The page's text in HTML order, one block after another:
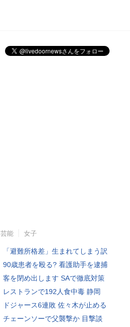
芸能 女子
「避難所格差」生まれてしまう訳
90歳患者を殴る? 看護助手を逮捕
客を閉め出します SAで徹底対策
レストランで192人食中毒 静岡
ドジャース6連敗 佐々木が止める
チェーンソーで父襲撃か 目撃談